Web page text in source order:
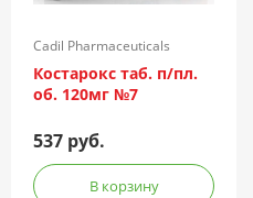
Cadil Pharmaceuticals
Limited/Индия
Костарокс таб. п/пл.
об. 120мг №7
537 руб.
В корзину